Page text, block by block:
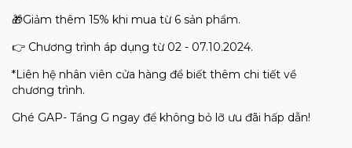
🎁Giảm thêm 15% khi mua từ 6 sản phẩm.
👉 Chương trình áp dụng từ 02 - 07.10.2024.
*Liên hệ nhân viên cửa hàng để biết thêm chi tiết về
chương trình.
Ghé GAP- Tầng G ngay để không bỏ lỡ ưu đãi hấp dẫn!